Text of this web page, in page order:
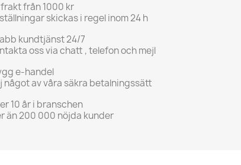
frakt från 1000 kr
skickas i regel inom 24 h
kundtjänst 24/7
oss via chatt , telefon och mejl
e-handel
något av våra säkra betalningssätt
10 år i branschen
än 200 000 nöjda kunder